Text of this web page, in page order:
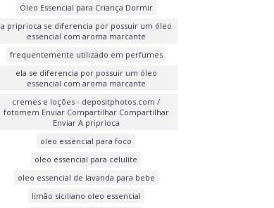
Óleo Essencial para Criança Dormir
a priprioca se diferencia por possuir um óleo
essencial com aroma marcante
frequentemente utilizado em perfumes
ela se diferencia por possuir um óleo
essencial com aroma marcante
cremes e loções - depositphotos.com /
fotomem Enviar Compartilhar Compartilhar
Enviar A priprioca
oleo essencial para foco
oleo essencial para celulite
oleo essencial de lavanda para bebe
limão siciliano oleo essencial